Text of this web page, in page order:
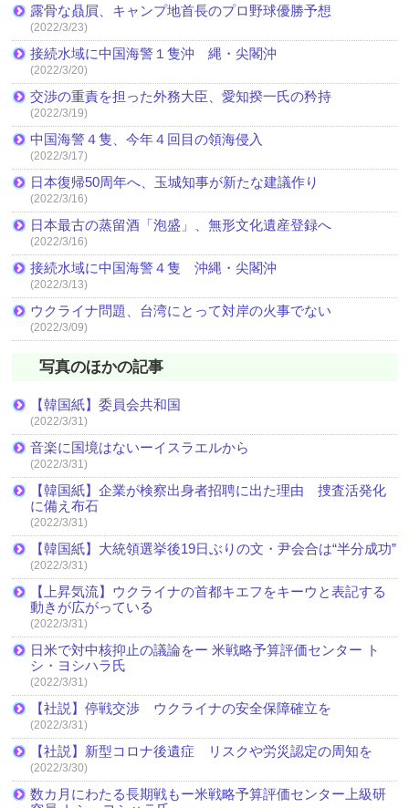
露骨な贔屓、キャンプ地首長のプロ野球優勝予想
(2022/3/23)
接続水域に中国海警１隻沖 縄・尖閣沖
(2022/3/20)
交渉の重責を担った外務大臣、愛知揆一氏の矜持
(2022/3/19)
中国海警４隻、今年４回目の領海侵入
(2022/3/17)
日本復帰50周年へ、玉城知事が新たな建議作り
(2022/3/16)
日本最古の蒸留酒「泡盛」、無形文化遺産登録へ
(2022/3/16)
接続水域に中国海警４隻 沖縄・尖閣沖
(2022/3/13)
ウクライナ問題、台湾にとって対岸の火事でない
(2022/3/09)
写真のほかの記事
【韓国紙】委員会共和国
(2022/3/31)
音楽に国境はないーイスラエルから
(2022/3/31)
【韓国紙】企業が検察出身者招聘に出た理由 捜査活発化
に備え布石
(2022/3/31)
【韓国紙】大統領選挙後19日ぶりの文・尹会合は“半分成功”
(2022/3/31)
【上昇気流】ウクライナの首都キエフをキーウと表記する
動きが広がっている
(2022/3/31)
日米で対中核抑止の議論をー 米戦略予算評価センター ト
シ・ヨシハラ氏
(2022/3/31)
【社説】停戦交渉 ウクライナの安全保障確立を
(2022/3/31)
【社説】新型コロナ後遺症 リスクや労災認定の周知を
(2022/3/30)
数カ月にわたる長期戦もー米戦略予算評価センター上級研